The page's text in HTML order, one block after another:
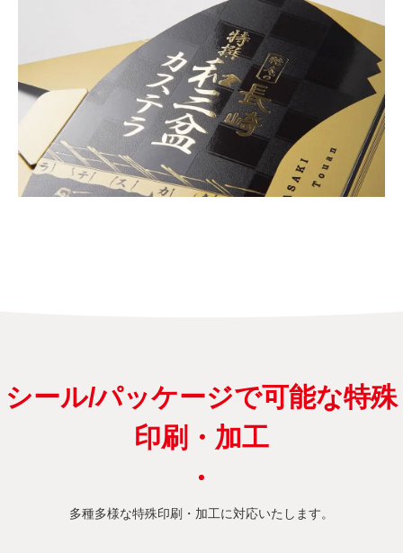
シール/パッケージで可能な特殊
印刷・加工
多種多様な特殊印刷・加工に対応いたします。